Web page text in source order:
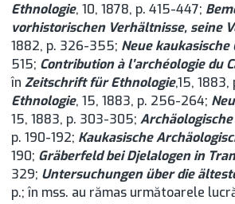
Ethnologie, 10, 1878, p. 415-447;
vorhistorischen Verhältnisse, seine
1882, p. 326-355; Neue
515; Contribution à l’archéologie du
în Zeitschrift für Ethnologie,15,
Ethnologie, 15, 1883, p. 256-264;
15, 1883, p. 303-305;
p. 190-192; Kaukasische
190; Gräberfeld bei Djelalogen in
329; Untersuchungen über die
p.; în mss. au rămas următoarele